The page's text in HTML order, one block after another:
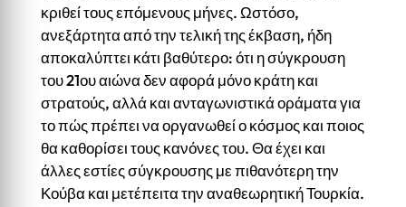
κριθεί τους επόμενους μήνες. Ωστόσο,
ανεξάρτητα από την τελική της έκβαση, ήδη
αποκαλύπτει κάτι βαθύτερο: ότι η σύγκρουση
του 21ου αιώνα δεν αφορά μόνο κράτη και
στρατούς, αλλά και ανταγωνιστικά οράματα για
το πώς πρέπει να οργανωθεί ο κόσμος και ποιος
θα καθορίσει τους κανόνες του. Θα έχει και
άλλες εστίες σύγκρουσης με πιθανότερη την
Κούβα και μετέπειτα την αναθεωρητική Τουρκία.